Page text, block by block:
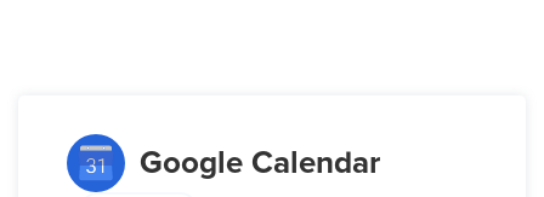
Google Calendar